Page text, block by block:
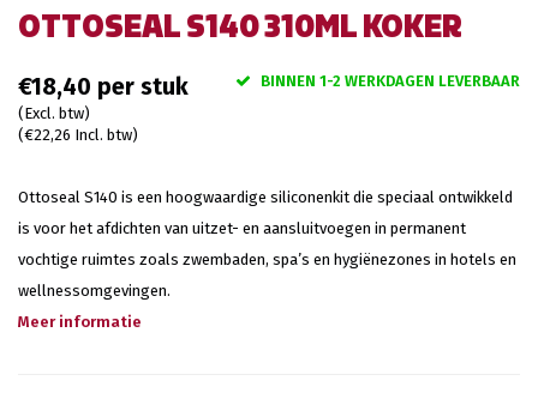
OTTOSEAL S140 310ML KOKER
€18,40
(Excl. btw)
(€22,26 Incl. btw)
BINNEN 1-2 WERKDAGEN LEVERBAAR
Ottoseal S140 is een hoogwaardige siliconenkit die speciaal ontwikkeld
is voor het afdichten van uitzet- en aansluitvoegen in permanent
vochtige ruimtes zoals zwembaden, spa’s en hygiënezones in hotels en
wellnessomgevingen.
Meer informatie